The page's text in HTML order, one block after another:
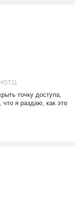
точку доступа,
что я раздаю, как это